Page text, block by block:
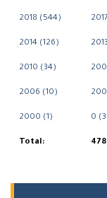
2018 (544)
2014 (126)
2010 (34)
2006 (10)
2000 (1) 0
Total: